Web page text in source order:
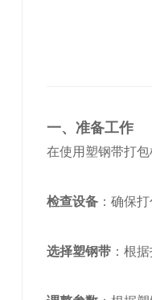
一、准备工作
在使用塑钢带打
检查设备 ：确保
选择塑钢带 ：根